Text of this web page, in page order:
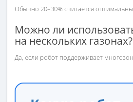
Обычно 20–30% считается
Можно ли
на нескольких газонах?
Да, если робот поддерживает